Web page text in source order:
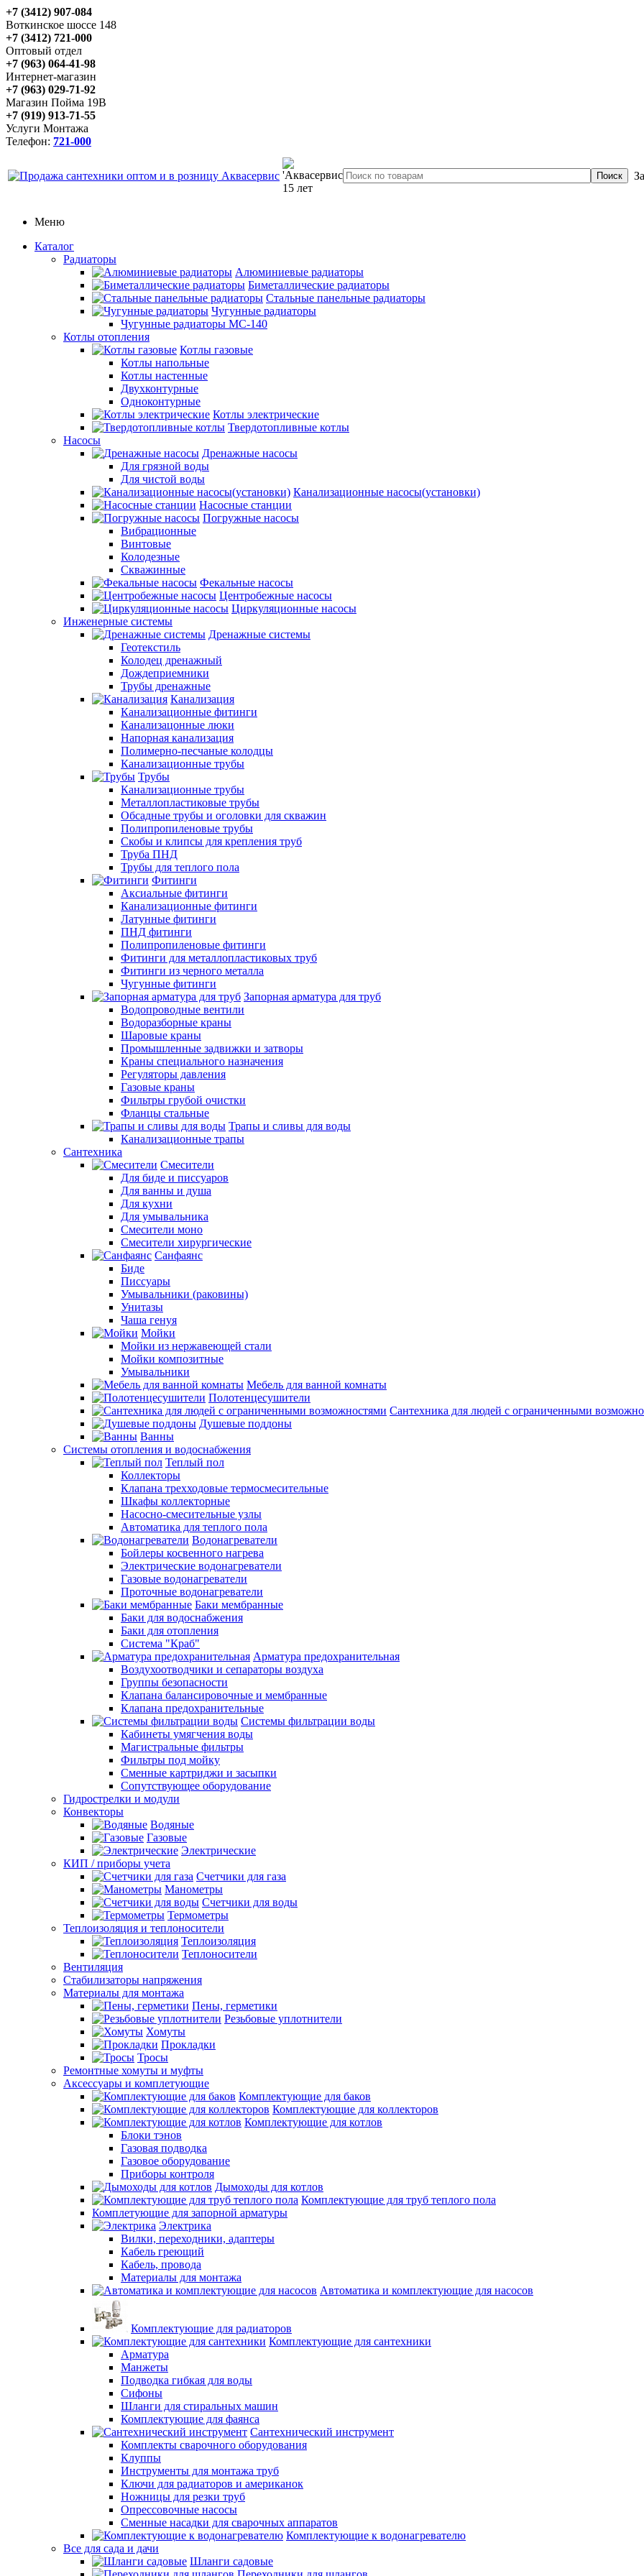
+7 (3412) 907-084
Воткинское шоссе 148
+7 (3412) 721-000
Оптовый отдел
+7 (963) 064-41-98
Интернет-магазин
+7 (963) 029-71-92
Магазин Пойма 19В
+7 (919) 913-71-55
Услуги Монтажа
Телефон: 721-000
Меню
Каталог
Радиаторы
Алюминиевые радиаторы
Биметаллические радиаторы
Стальные панельные радиаторы
Чугунные радиаторы
Чугунные радиаторы МС-140
Котлы отопления
Котлы газовые
Котлы напольные
Котлы настенные
Двухконтурные
Одноконтурные
Котлы электрические
Твердотопливные котлы
Насосы
Дренажные насосы
Для грязной воды
Для чистой воды
Канализационные насосы(установки)
Насосные станции
Погружные насосы
Вибрационные
Винтовые
Колодезные
Скважинные
Фекальные насосы
Центробежные насосы
Циркуляционные насосы
Инженерные системы
Дренажные системы
Геотекстиль
Колодец дренажный
Дождеприемники
Трубы дренажные
Канализация
Канализационные фитинги
Канализацонные люки
Напорная канализация
Полимерно-песчаные колодцы
Канализационные трубы
Трубы
Канализационные трубы
Металлопластиковые трубы
Обсадные трубы и оголовки для скважин
Полипропиленовые трубы
Скобы и клипсы для крепления труб
Труба ПНД
Трубы для теплого пола
Фитинги
Аксиальные фитинги
Канализационные фитинги
Латунные фитинги
ПНД фитинги
Полипропиленовые фитинги
Фитинги для металлопластиковых труб
Фитинги из черного металла
Чугунные фитинги
Запорная арматура для труб
Водопроводные вентили
Водоразборные краны
Шаровые краны
Промышленные задвижки и затворы
Краны специального назначения
Регуляторы давления
Газовые краны
Фильтры грубой очистки
Фланцы стальные
Трапы и сливы для воды
Канализационные трапы
Сантехника
Смесители
Для биде и писсуаров
Для ванны и душа
Для кухни
Для умывальника
Смесители моно
Смесители хирургические
Санфаянс
Биде
Писсуары
Умывальники (раковины)
Унитазы
Чаша генуя
Мойки
Мойки из нержавеющей стали
Мойки композитные
Умывальники
Мебель для ванной комнаты
Полотенцесушители
Сантехника для людей с ограниченными
Душевые поддоны
Ванны
Системы отопления и водоснабжения
Теплый пол
Коллекторы
Клапана трехходовые термосмесительные
Шкафы коллекторные
Насосно-смесительные узлы
Автоматика для теплого пола
Водонагреватели
Бойлеры косвенного нагрева
Электрические водонагреватели
Газовые водонагреватели
Проточные водонагреватели
Баки мембранные
Баки для водоснабжения
Баки для отопления
Система "Краб"
Арматура предохранительная
Воздухоотводчики и сепараторы воздуха
Группы безопасности
Клапана балансировочные и мембранные
Клапана предохранительные
Системы фильтрации воды
Кабинеты умягчения воды
Магистральные фильтры
Фильтры под мойку
Сменные картриджи и засыпки
Сопутствующее оборудование
Гидрострелки и модули
Конвекторы
Водяные
Газовые
Электрические
КИП / приборы учета
Счетчики для газа
Манометры
Счетчики для воды
Термометры
Теплоизоляция и теплоносители
Теплоизоляция
Теплоносители
Вентиляция
Стабилизаторы напряжения
Материалы для монтажа
Пены, герметики
Резьбовые уплотнители
Хомуты
Прокладки
Тросы
Ремонтные хомуты и муфты
Аксессуары и комплетующие
Комплектующие для баков
Комплектующие для коллекторов
Комплектующие для котлов
Блоки тэнов
Газовая подводка
Газовое оборудование
Приборы контроля
Дымоходы для котлов
Комплектующие для труб теплого пола
Комплетующие для запорной арматуры
Электрика
Вилки, переходники, адаптеры
Кабель греющий
Кабель, провода
Материалы для монтажа
Автоматика и комплектующие для насосов
Комплектующие для радиаторов
Комплектующие для сантехники
Арматура
Манжеты
Подводка гибкая для воды
Сифоны
Шланги для стиральных машин
Комплектующие для фаянса
Сантехнический инструмент
Комплекты сварочного оборудования
Клуппы
Инструменты для монтажа труб
Ключи для радиаторов и американок
Ножницы для резки труб
Опрессовочные насосы
Сменные насадки для сварочных аппаратов
Комплектующие к водонагревателю
Все для сада и дачи
Шланги садовые